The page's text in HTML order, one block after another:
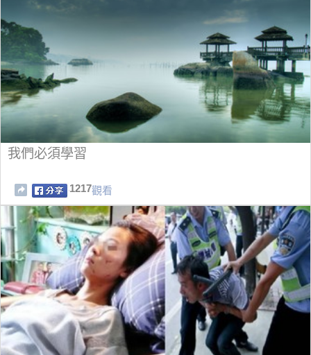
我們必須學習
1217觀看